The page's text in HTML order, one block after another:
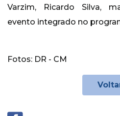
Varzim, Ricardo Silva,
evento integrado no
Fotos: DR - CM